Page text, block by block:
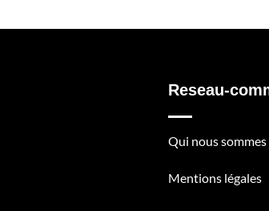
Reseau-
Qui nous sommes
Mentions légales